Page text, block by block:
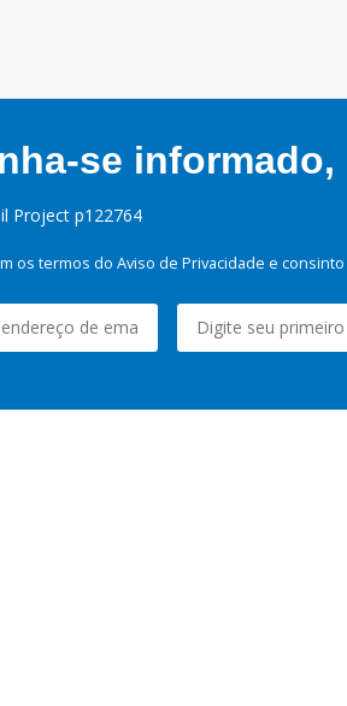
se informado,
Project p122764
os termos do Aviso de Privacidade e